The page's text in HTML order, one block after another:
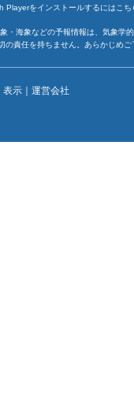
Playerをインストールするには こち
・海象などの予報情報は、気象
責任を持ちません。あらかじめ
表示 ｜ 運営会社